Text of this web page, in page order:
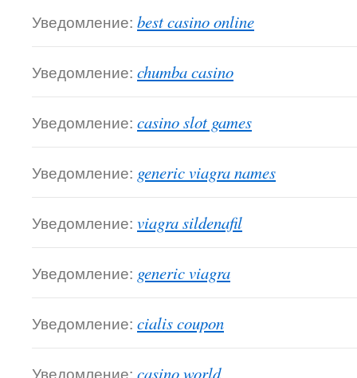
Уведомление: best casino online
Уведомление: chumba casino
Уведомление: casino slot games
Уведомление: generic viagra names
Уведомление: viagra sildenafil
Уведомление: generic viagra
Уведомление: cialis coupon
Уведомление: casino world